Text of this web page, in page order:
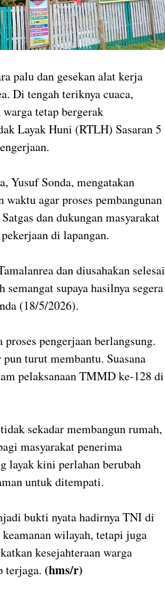
palu dan gesekan alat kerja
Di tengah teriknya cuaca,
tetap bergerak
Layak Huni (RTLH) Sasaran 5
Yusuf Sonda, mengatakan
agar proses pembangunan
dan dukungan masyarakat
di lapangan.
dan diusahakan selesai
supaya hasilnya segera
(18/5/2026).
pengerjaan berlangsung.
turut membantu. Suasana
pelaksanaan TMMD ke-128 di
sekadar membangun rumah,
masyarakat penerima
layak kini perlahan berubah
untuk ditempati.
bukti nyata hadirnya TNI di
wilayah, tetapi juga
kesejahteraan warga
terjaga. (hms/r)